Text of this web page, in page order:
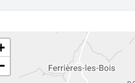
châteaux et traits de côte